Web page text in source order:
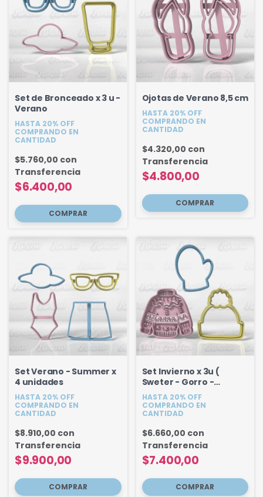
Set de Bronceado x 3 u -
Verano
HASTA 20% OFF
COMPRANDO EN
CANTIDAD
$6.400,00
$5.760,00 con
Transferencia
Ojotas de Verano 8,5 cm
HASTA 20% OFF
COMPRANDO EN
CANTIDAD
$4.800,00
$4.320,00 con
Transferencia
Set Verano - Summer x
4 unidades
HASTA 20% OFF
COMPRANDO EN
CANTIDAD
$9.900,00
$8.910,00 con
Transferencia
Set Invierno x 3u (
Sweter - Gorro -
Guante)
HASTA 20% OFF
COMPRANDO EN
CANTIDAD
$7.400,00
$6.660,00 con
Transferencia